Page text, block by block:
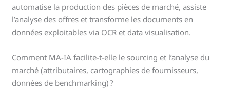
automatise la production des pièces de marché, assiste
l’analyse des offres et transforme les documents en
données exploitables via OCR et data visualisation.
Comment MA-IA facilite-t-elle le sourcing et l’analyse du
marché (attributaires, cartographies de fournisseurs,
données de benchmarking) ?